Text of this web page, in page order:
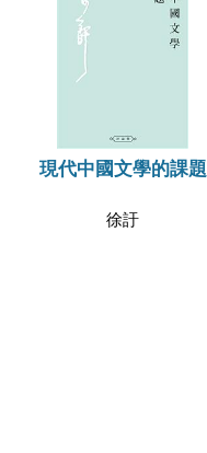
現代中國文學的課題
徐訏